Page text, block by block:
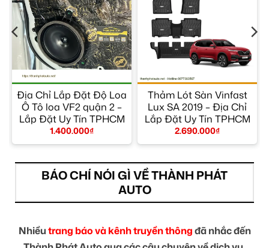
Địa Chỉ Lắp Đặt Độ Loa
Ô Tô loa VF2 quận 2 –
Lắp Đặt Uy Tín TPHCM
1.400.000₫
Thảm Lót Sàn Vinfast
Lux SA 2019 – Địa Chỉ
Lắp Đặt Uy Tín TPHCM
2.690.000₫
BÁO CHÍ NÓI GÌ VỀ THÀNH PHÁT
AUTO
Nhiềutrang báo và kênh truyền thôngđã nhắc đến